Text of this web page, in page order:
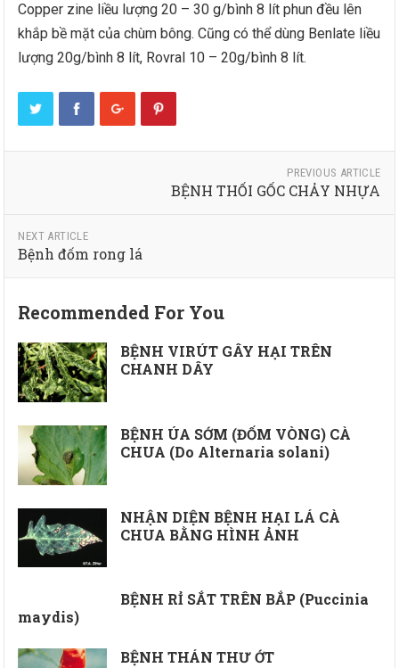
Copper zine liều lượng 20 – 30 g/bình 8 lít phun đều lên
khắp bề mặt của chùm bông. Cũng có thể dùng Benlate liều
lượng 20g/bình 8 lít, Rovral 10 – 20g/bình 8 lít.
PREVIOUS ARTICLE
BỆNH THỐI GỐC CHẢY NHỰA
NEXT ARTICLE
Bệnh đốm rong lá
Recommended For You
BỆNH VIRÚT GÂY HẠI TRÊN
CHANH DÂY
BỆNH ÚA SỚM (ĐỐM VÒNG) CÀ
CHUA (Do Alternaria solani)
NHẬN DIỆN BỆNH HẠI LÁ CÀ
CHUA BẰNG HÌNH ẢNH
BỆNH RỈ SẮT TRÊN BẮP (Puccinia
maydis)
BỆNH THÁN THƯ ỚT